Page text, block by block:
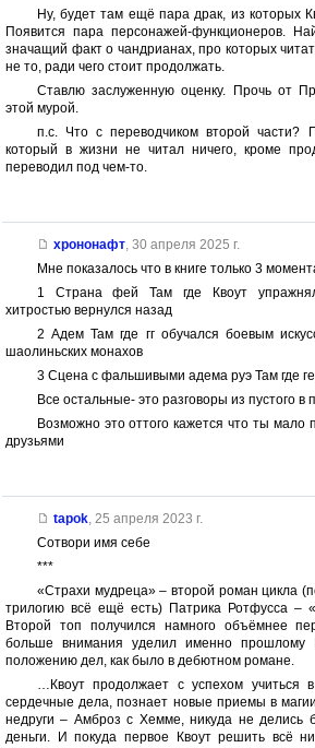
Ну, будет там ещё пара драк, из которых
Появится пара персонажей-функционеров.
значащий факт о чандрианах, про которых
не то, ради чего стоит продолжать.
Ставлю заслуженную оценку. Прочь от
этой мурой.
п.с. Что с переводчиком второй части?
который в жизни не читал ничего, кроме
переводил под чем-то.
хрононафт, 30 апреля 2025 г.
Мне показалось что в книге только 3
1 Страна фей Там где Квоут
хитростью вернулся назад
2 Адем Там где гг обучался боевым
шаолиньских монахов
3 Сцена с фальшивыми адема руэ Там где
Все остальные- это разговоры из пустого в
Возможно это оттого кажется что ты мало
друзьями
tapok, 25 апреля 2023 г.
Сотвори имя себе
***
«Страхи мудреца» – второй роман цикла
трилогию всё ещё есть) Патрика Ротфусса –
Второй топ получился намного объёмнее
больше внимания уделил именно
положению дел, как было в дебютном романе.
…Квоут продолжает с успехом учиться в
сердечные дела, познает новые приемы в
недруги – Амброз с Хемме, никуда не
деньги. И покуда первое Квоут решить всё